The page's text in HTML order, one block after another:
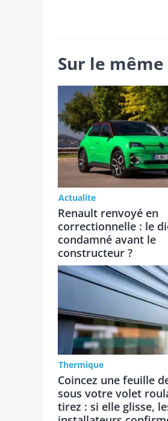
Sur le
Actualite
Renault renvoyé en
correctionnelle : le
condamné avant le
constructeur ?
Thermique
Coincez une feuille
sous votre volet
tirez : si elle glisse,